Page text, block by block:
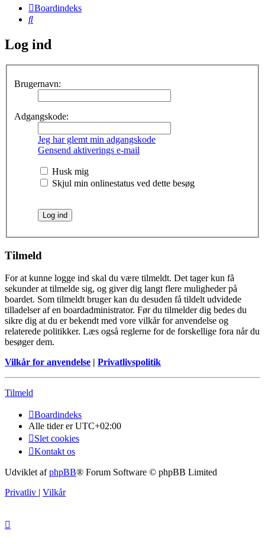
Boardindeks
Søg
Log ind
Brugernavn:
Adgangskode:
Jeg har glemt min adgangskode
Gensend aktiverings e-mail
Husk mig
Skjul min onlinestatus ved dette besøg
Tilmeld
For at kunne logge ind skal du være tilmeldt. Det tager kun få
sekunder at tilmelde sig, og giver dig langt flere muligheder på
boardet. Som tilmeldt bruger kan du desuden få tildelt udvidede
tilladelser af en boardadministrator. Før du tilmelder dig bedes du
sikre dig at du er bekendt med vore vilkår for anvendelse og
relaterede politikker. Læs også reglerne for de forskellige fora når du
besøger dem.
Vilkår for anvendelse | Privatlivspolitik
Tilmeld
Boardindeks
Alle tider erUTC+02:00
Slet cookies
Kontakt os
Udviklet afphpBB® Forum Software © phpBB Limited
Privatliv | Vilkår